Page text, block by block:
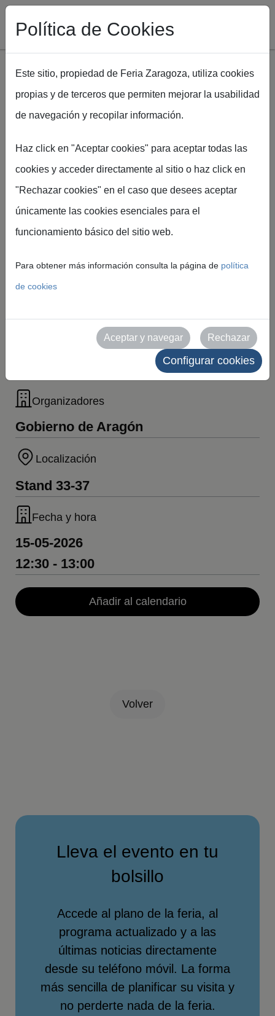
Pasar al contenido principal
Presentación
Hydria Visita
Nocturna
Tarazona
Organizadores
Gobierno de Aragón
Localización
Stand 33-37
Fecha y hora
15-05-2026
12:30 - 13:00
Añadir al calendario
Volver
Lleva el evento en tu
bolsillo
Accede al plano de la feria, al
programa actualizado y a las
últimas noticias directamente
desde su teléfono móvil. La forma
más sencilla de planificar su visita y
no perderte nada de la feria.
Política de Cookies
Este sitio, propiedad de Feria Zaragoza, utiliza cookies
propias y de terceros que permiten mejorar la usabilidad
de navegación y recopilar información.
Haz click en "Aceptar cookies" para aceptar todas las
cookies y acceder directamente al sitio o haz click en
"Rechazar cookies" en el caso que desees aceptar
únicamente las cookies esenciales para el
funcionamiento básico del sitio web.
Para obtener más información consulta la página de política
de cookies
Aceptar y navegar Rechazar
Configurar cookies